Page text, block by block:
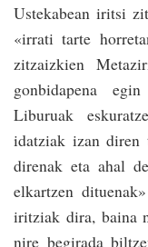
Ustekabean iritsi
«irrati tarte
zitzaizkien
gonbidapena
Liburuak
idatziak izan diren
direnak eta ahal
elkartzen
iritziak dira, baina
nire begirada